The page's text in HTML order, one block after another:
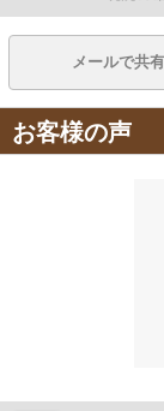
メールで共
お客様の声